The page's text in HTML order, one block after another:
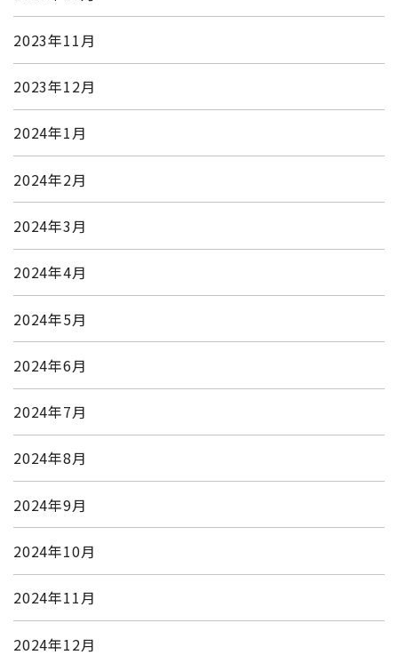
2023年11月
2023年12月
2024年1月
2024年2月
2024年3月
2024年4月
2024年5月
2024年6月
2024年7月
2024年8月
2024年9月
2024年10月
2024年11月
2024年12月